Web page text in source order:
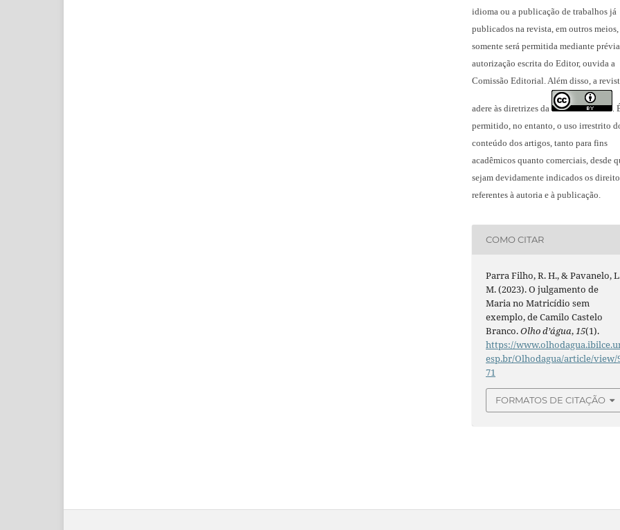
idioma ou a publicação de trabalhos já
publicados na revista , em outros meios,
somente será permitida mediante prévia
autorização escrita do Editor, ouvida a
Comissão Editorial. Além disso, a
adere às diretrizes da
permitido, no entanto, o uso irrestrito
conteúdo dos artigos, tanto para fins
acadêmicos quanto comerciais, desde
sejam devidamente indicados os
referentes à autoria e à publicação.
COMO CITAR
Parra Filho, R. H., & Pavanelo,
M. (2023). O julgamento de
Maria no Matricídio sem
exemplo, de Camilo Castelo
Branco.Olho d’água,15(1).
https://
esp.br/Olhodagua/article/view/
71
FORMATOS DE CITAÇÃO